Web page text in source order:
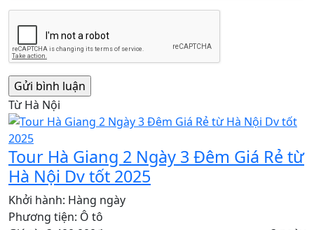
Từ Hà Nội
Tour Hà Giang 2 Ngày 3 Đêm Giá Rẻ từ
Hà Nội Dv tốt 2025
Khởi hành: Hàng ngày
Phương tiện: Ô tô